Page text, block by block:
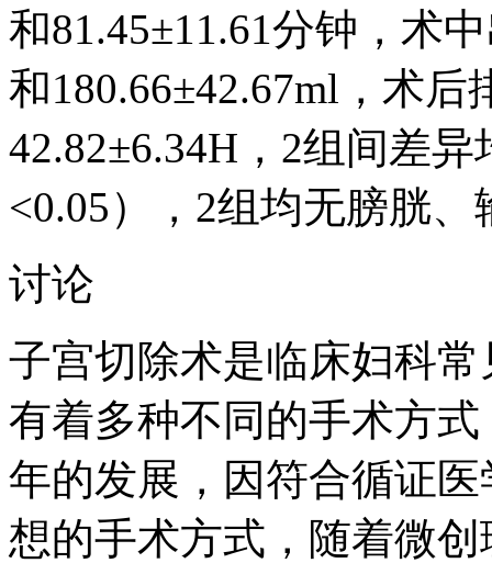
和81.45±11.61分钟，术
和180.66±42.67ml，术后
42.82±6.34H，2组间差
<0.05），2组均无膀胱
讨论
子宫切除术是临床妇科
有着多种不同的手术方
年的发展，因符合循证
想的手术方式，随着微